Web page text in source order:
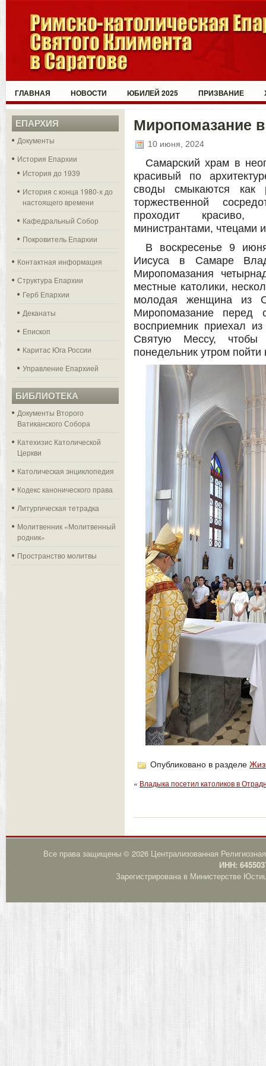
ГЛАВНАЯ НОВОСТИ ЮБИЛЕЙ 2025 ПРИЗВАНИЕ
ЕПАРХИЯ
Документы
История Епархии
История до 1939
История с конца 1980-х до
настоящего времени
Кафедральный Собор
Покровитель Епархии
Контактная информация
Структура Епархии
Герб Епархии
Деканаты
Епископ
Каритас Юга России
Управление Епархией
БИБЛИОТЕКА
Документы Второго
Ватиканского Собора
Катехизис Католической
Церкви
Католическая энциклопедия
Кодекс канонического права
Литургическая тетрадка
Молитвенник «Молитвенный
родник»
Пространство молитвы
Миропомазание
10 июня, 2024
Самарский храм в
красивый по
своды смыкаются как
торжественной
проходит красиво,
министрантами, чтецами
В воскресенье 9
Иисуса в Самаре
Миропомазания
местные католики,
молодая женщина из
Миропомазание перед
восприемник приехал
Святую Мессу,
понедельник утром пойти
Опубликовано в разделе
« Владыка посетил католиков в
Все права защищены © 2026 Централизованная
ИНН:
Зарегистрирована в Министерстве